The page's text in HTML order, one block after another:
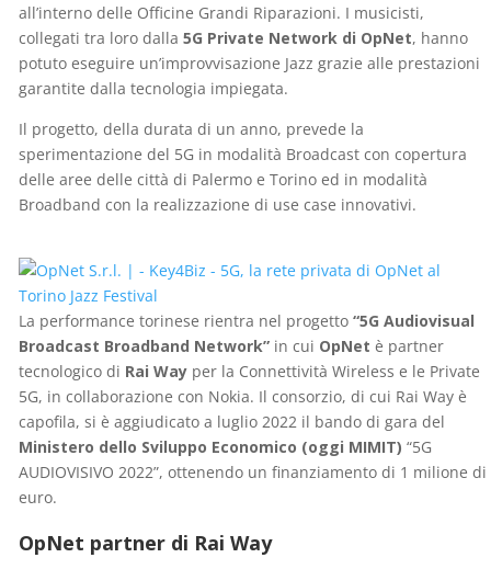
all’interno delle Officine Grandi Riparazioni. I musicisti,
collegati tra loro dalla 5G Private Network di OpNet, hanno
potuto eseguire un’improvvisazione Jazz grazie alle prestazioni
garantite dalla tecnologia impiegata.
Il progetto, della durata di un anno, prevede la
sperimentazione del 5G in modalità Broadcast con copertura
delle aree delle città di Palermo e Torino ed in modalità
Broadband con la realizzazione di use case innovativi.
La performance torinese rientra nel progetto “5G Audiovisual
Broadcast Broadband Network” in cui OpNet è partner
tecnologico di Rai Way per la Connettività Wireless e le Private
5G, in collaborazione con Nokia. Il consorzio, di cui Rai Way è
capofila, si è aggiudicato a luglio 2022 il bando di gara del
Ministero dello Sviluppo Economico (oggi MIMIT) “5G
AUDIOVISIVO 2022”, ottenendo un finanziamento di 1 milione di
euro.
OpNet partner di Rai Way